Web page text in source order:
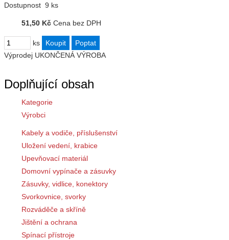
Dostupnost 9 ks
51,50 Kč Cena bez DPH
ks
Výprodej UKONČENÁ VÝROBA
Doplňující obsah
Kategorie
Výrobci
Kabely a vodiče, příslušenství
Uložení vedení, krabice
Upevňovací materiál
Domovní vypínače a zásuvky
Zásuvky, vidlice, konektory
Svorkovnice, svorky
Rozváděče a skříně
Jištění a ochrana
Spínací přístroje